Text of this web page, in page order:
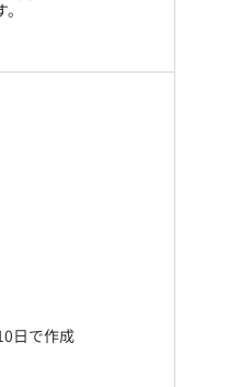
。
日で作成